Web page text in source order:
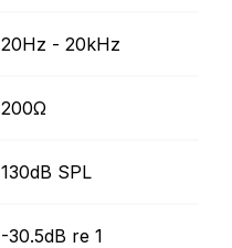
20Hz - 20kHz
200Ω
130dB SPL
-30.5dB re 1